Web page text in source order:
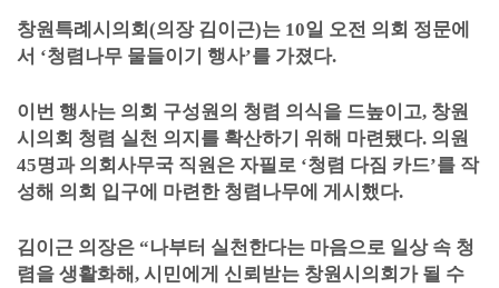
창원특례시의회 (의장 김이근)는 10일 오전 의회 정문에
서 ‘청렴나무 물들이기 행사’를 가졌다.
이번 행사는 의회 구성원의 청렴 의식을 드높이고, 창원
시의회 청렴 실천 의지를 확산하기 위해 마련됐다. 의원
45명과 의회사무국 직원은 자필로 ‘청렴 다짐 카드’를 작
성해 의회 입구에 마련한 청렴나무에 게시했다.
김이근 의장은 “나부터 실천한다는 마음으로 일상 속 청
렴을 생활화해, 시민에게 신뢰받는 창원시의회가 될 수